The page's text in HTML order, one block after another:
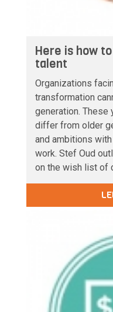
Here is how
talent
Organizations
transformation
generation. These
differ from older
and ambitions
work. Stef Oud
on the wish list of